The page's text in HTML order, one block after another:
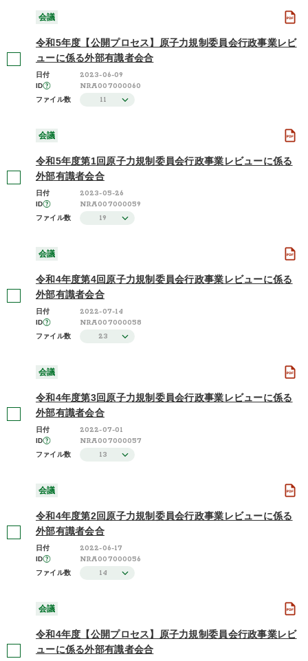
会議
令和5年度【公開プロセス】原子力規制委員会行政事業レビ
ューに係る外部有識者会合
日付 2023-06-09
ID NRA007000060
ファイル数 11
会議
令和5年度第1回原子力規制委員会行政事業レビューに係る
外部有識者会合
日付 2023-05-26
ID NRA007000059
ファイル数 19
会議
令和4年度第4回原子力規制委員会行政事業レビューに係る
外部有識者会合
日付 2022-07-14
ID NRA007000058
ファイル数 23
会議
令和4年度第3回原子力規制委員会行政事業レビューに係る
外部有識者会合
日付 2022-07-01
ID NRA007000057
ファイル数 13
会議
令和4年度第2回原子力規制委員会行政事業レビューに係る
外部有識者会合
日付 2022-06-17
ID NRA007000056
ファイル数 14
会議
令和4年度【公開プロセス】原子力規制委員会行政事業レビ
ューに係る外部有識者会合